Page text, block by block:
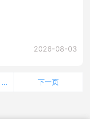
2026-08-03
... 下一页